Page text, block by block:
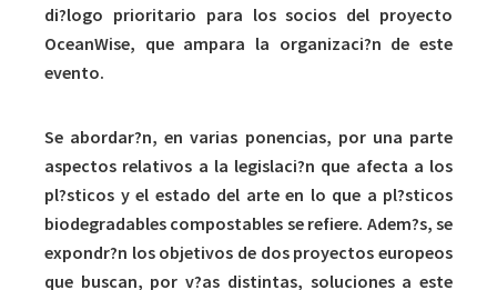
di?logo prioritario para los socios del proyecto
OceanWise, que ampara la organizaci?n de este
evento.
Se abordar?n, en varias ponencias, por una parte
aspectos relativos a la legislaci?n que afecta a los
pl?sticos y el estado del arte en lo que a pl?sticos
biodegradables compostables se refiere. Adem?s, se
expondr?n los objetivos de dos proyectos europeos
que buscan, por v?as distintas, soluciones a este